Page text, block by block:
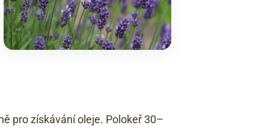
pro získávání oleje. Polokeř 30–